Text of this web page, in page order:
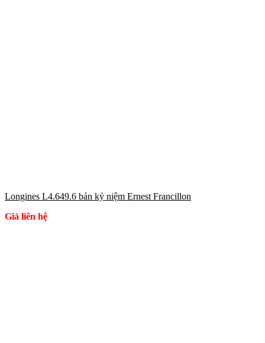
Longines L4.649.6 bản kỷ niệm Ernest Francillon
Giá liên hệ